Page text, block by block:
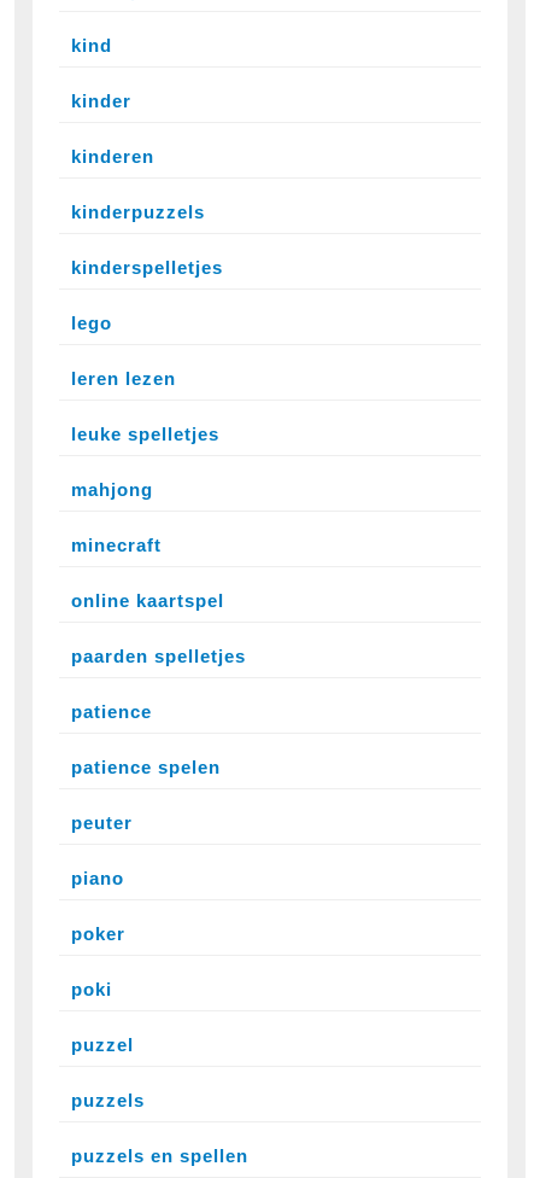
kind
kinder
kinderen
kinderpuzzels
kinderspelletjes
lego
leren lezen
leuke spelletjes
mahjong
minecraft
online kaartspel
paarden spelletjes
patience
patience spelen
peuter
piano
poker
poki
puzzel
puzzels
puzzels en spellen